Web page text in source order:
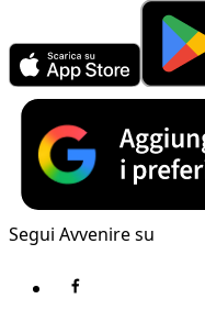
Segui Avvenire su